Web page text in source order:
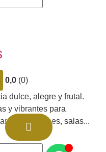
0,0 (0)
dulce, alegre y frutal.
y vibrantes para
habitaciones, salas...